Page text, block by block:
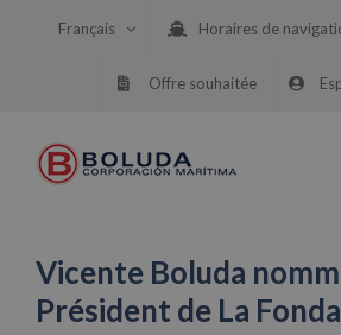
Français Horaires de
Offre souhaitée
Vicente Boluda
Président de La